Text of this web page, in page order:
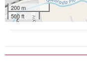
200 m
500 ft